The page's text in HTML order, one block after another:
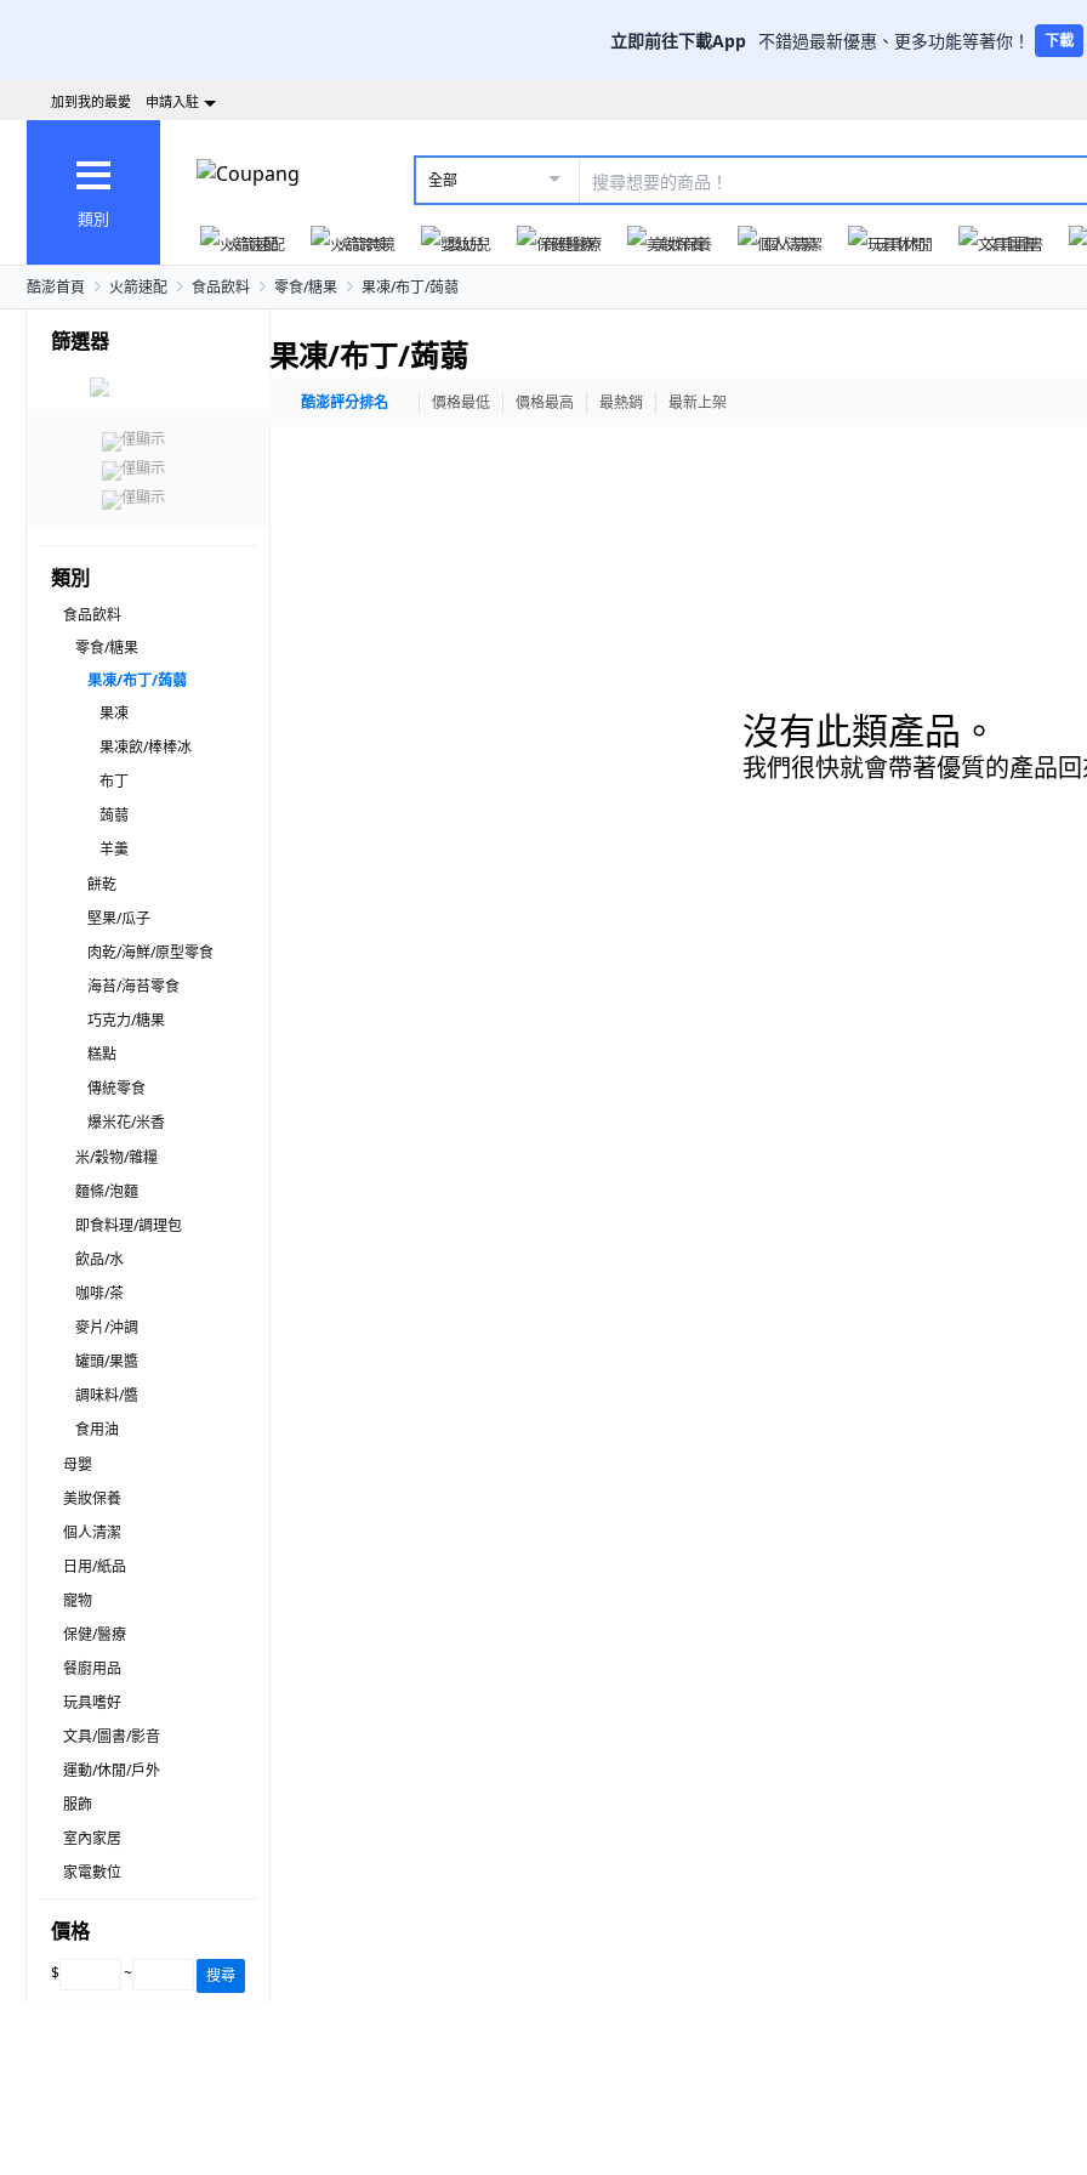
立即前往下載App 不錯過最新優惠、更多功能等著你！ 下載
加到我的最愛 申請入駐
類別
全部
火箭速配 火箭跨境 嬰幼兒 保健醫療 美妝保養 個人清潔 玩具休閒 文具圖書
酷澎首頁 火箭速配 食品飲料 零食/糖果 果凍/布丁/蒟蒻
篩選器
僅顯示
僅顯示
僅顯示
類別
食品飲料
零食/糖果
果凍/布丁/蒟蒻
果凍
果凍飲/棒棒冰
布丁
蒟蒻
羊羹
餅乾
堅果/瓜子
肉乾/海鮮/原型零食
海苔/海苔零食
巧克力/糖果
糕點
傳統零食
爆米花/米香
米/穀物/雜糧
麵條/泡麵
即食料理/調理包
飲品/水
咖啡/茶
麥片/沖調
罐頭/果醬
調味料/醬
食用油
母嬰
美妝保養
個人清潔
日用/紙品
寵物
保健/醫療
餐廚用品
玩具嗜好
文具/圖書/影音
運動/休閒/戶外
服飾
室內家居
家電數位
價格
$ ~ 搜尋
果凍/布丁/蒟蒻
酷澎評分排名 價格最低 價格最高 最熱銷 最新上架
沒有此類產品。
我們很快就會帶著優質的產品